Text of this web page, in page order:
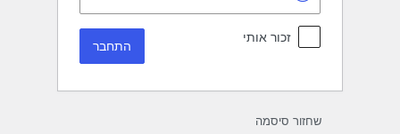
זכור אותי
שחזור סיסמה